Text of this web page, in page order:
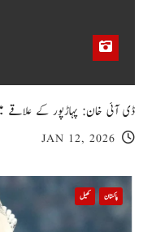
ڈی آئی خان: پہاڑپور کے علاقے
JAN 12, 2026
پاکستان کھیل